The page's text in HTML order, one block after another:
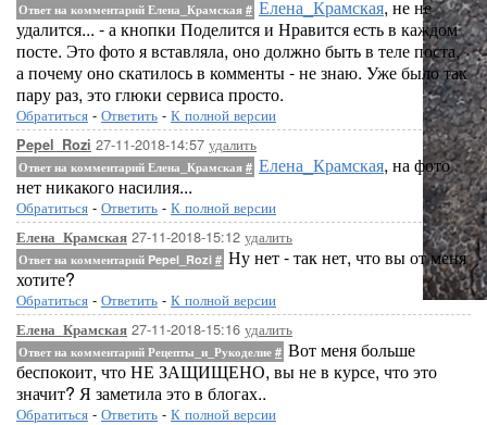
Ответ на комментарий Елена_Крамская # Елена_Крамская, не не
удалится... - а кнопки Поделится и Нравится есть в каждом
посте. Это фото я вставляла, оно должно быть в теле поста,
а почему оно скатилось в комменты - не знаю. Уже было так
пару раз, это глюки сервиса просто.
Обратиться - Ответить - К полной версии
Pepel_Rozi 27-11-2018-14:57 удалить
Ответ на комментарий Елена_Крамская # Елена_Крамская, на фото
нет никакого насилия...
Обратиться - Ответить - К полной версии
Елена_Крамская 27-11-2018-15:12 удалить
Ответ на комментарий Pepel_Rozi # Ну нет - так нет, что вы от меня
хотите?
Обратиться - Ответить - К полной версии
Елена_Крамская 27-11-2018-15:16 удалить
Ответ на комментарий Рецепты_и_Рукоделие # Вот меня больше
беспокоит, что НЕ ЗАЩИЩЕНО, вы не в курсе, что это
значит? Я заметила это в блогах..
Обратиться - Ответить - К полной версии